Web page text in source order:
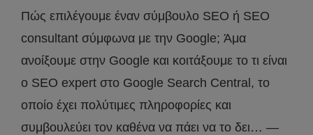
Πώς επιλέγουμε έναν σύμβουλο SEO ή SEO
consultant σύμφωνα με την Google; Άμα
ανοίξουμε στην Google και κοιτάξουμε το τι είναι
ο SEO expert στο Google Search Central, το
οποίο έχει πολύτιμες πληροφορίες και
συμβουλεύει τον καθένα να πάει να το δει… —